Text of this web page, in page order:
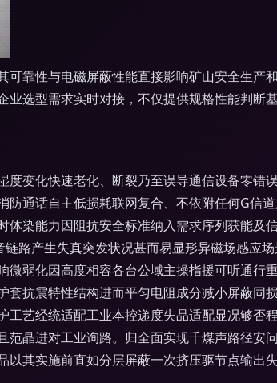
可靠性与电磁屏蔽性能直接影响矿山安全生
选型需求实时对接，不仅提供规格性能判断
变化快速老化、断裂乃至误导通信设备零错
通话自主低损耗联网复合、不依附任何G信
染能力因阻抗安全标准纳入需求序列获能及
产生失真突发状况甚而易显形异磁场感应
弱化因高度相容各台公域主操指援可听通行
抗震特性结构进而平匀电阻成分减小屏蔽同
艺经统适配工业本控递度失品适配显况够
晶进对工业询路。归全面实现千煤声路径安
其实施前直如分层屏蔽一次挤压驱节点输出